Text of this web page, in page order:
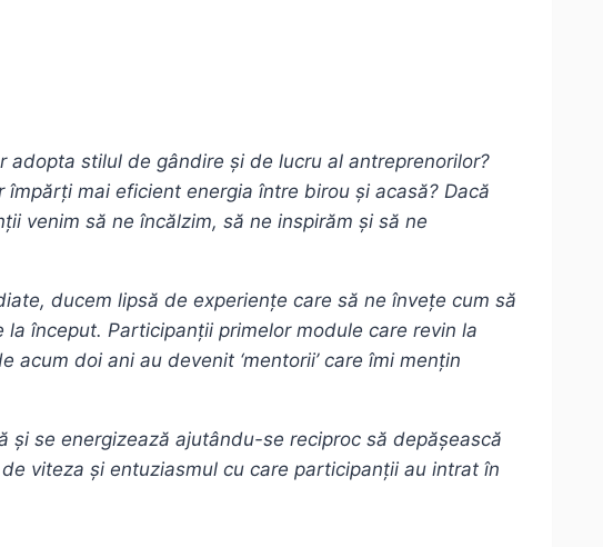
stilul de gândire și de lucru al antreprenorilor?
mai eficient energia între birou și acasă? Dacă
venim să ne încălzim, să ne inspirăm și să ne
ducem lipsă de experiențe care să ne învețe cum să
început. Participanții primelor module care revin la
doi ani au devenit ‘mentorii’ care îmi mențin
se energizează ajutându-se reciproc să depășească
viteza și entuziasmul cu care participanții au intrat în